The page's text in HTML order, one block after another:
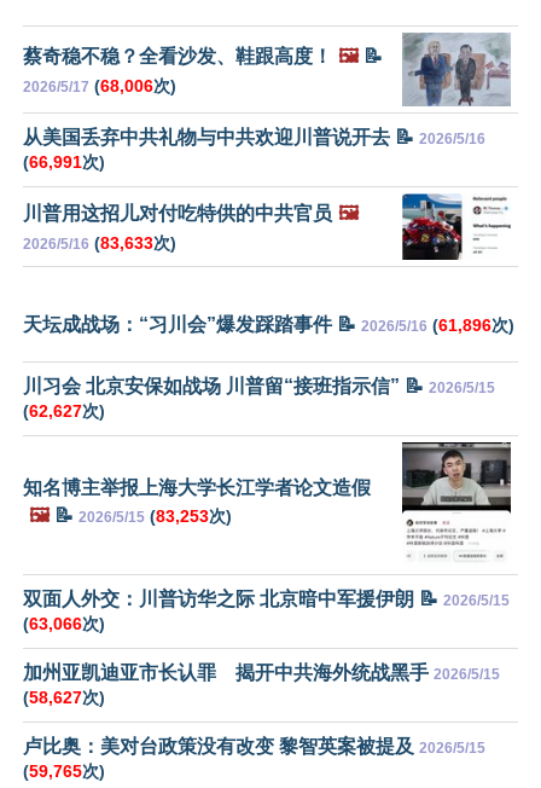
蔡奇稳不稳？全看沙发、鞋跟高度！ 🖼️📝
2026/5/17 (68,006次)
从美国丢弃中共礼物与中共欢迎川普说开去 📝 2026/5/16
(66,991次)
川普用这招儿对付吃特供的中共官员 🖼️
2026/5/16 (83,633次)
天坛成战场：“习川会”爆发踩踏事件 📝 2026/5/16 (61,896次)
川习会 北京安保如战场 川普留“接班指示信” 📝 2026/5/15
(62,627次)
知名博主举报上海大学长江学者论文造假
🖼️📝 2026/5/15 (83,253次)
双面人外交：川普访华之际 北京暗中军援伊朗 📝 2026/5/15
(63,066次)
加州亚凯迪亚市长认罪 揭开中共海外统战黑手 2026/5/15
(58,627次)
卢比奥：美对台政策没有改变 黎智英案被提及 2026/5/15
(59,765次)